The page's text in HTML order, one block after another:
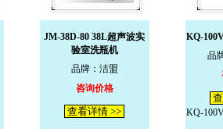
JM-38D-80 38L超声波实
验室洗瓶机
品牌：洁盟
咨询价格
查看详情 >>
KQ-
品
KQ-